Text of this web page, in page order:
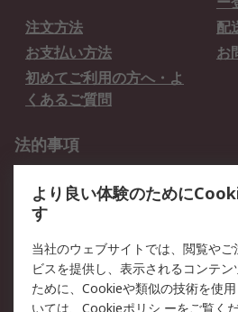
注文方法
配
お支払い方法
お
初めてご利用の方へ・よ
くあるご質問
法的事項
クッキーポリシー
RSについて
会社概要
採
より良い体験のために
す
当社のウェブサイトでは、閲覧や
ビスを提供し、表示されるコンテ
ために、Cookieや類似の技術を使
いては、 Cookieポリシ ーをご覧くだ